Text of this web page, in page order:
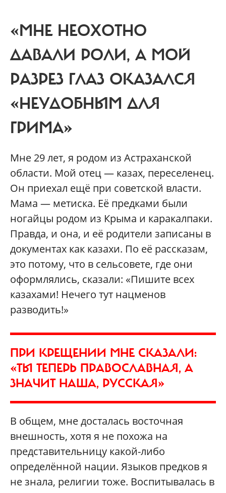
«МНЕ НЕОХОТНО
ДАВАЛИ РОЛИ, А МОЙ
РАЗРЕЗ ГЛАЗ ОКАЗАЛСЯ
«НЕУДОБНЫМ ДЛЯ
ГРИМА»
Мне 29 лет, я родом из Астраханской
области. Мой отец — казах, переселенец.
Он приехал ещё при советской власти.
Мама — метиска. Её предками были
ногайцы родом из Крыма и каракалпаки.
Правда, и она, и её родители записаны в
документах как казахи. По её рассказам,
это потому, что в сельсовете, где они
оформлялись, сказали: «Пишите всех
казахами! Нечего тут нацменов
разводить!»
ПРИ КРЕЩЕНИИ МНЕ СКАЗАЛИ:
«ТЫ ТЕПЕРЬ ПРАВОСЛАВНАЯ, А
ЗНАЧИТ НАША, РУССКАЯ»
В общем, мне досталась восточная
внешность, хотя я не похожа на
представительницу какой-либо
определённой нации. Языков предков я
не знала, религии тоже. Воспитывалась в